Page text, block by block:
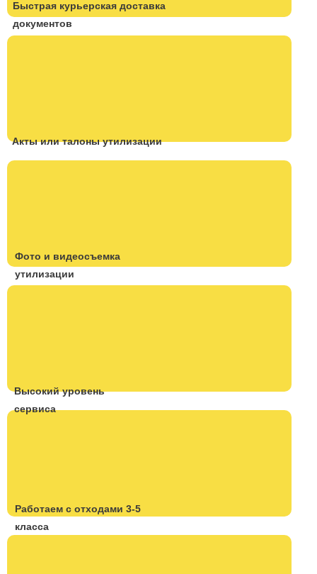
Быстрая курьерская доставка
документов
Высокий уровень
сервиса
Акты или талоны утилизации
Работаем с отходами 3-5
класса
Фото и видеосъемка
утилизации